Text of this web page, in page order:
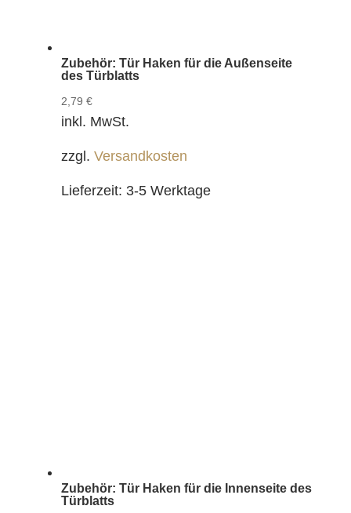
Zubehör: Tür Haken für die Außenseite
des Türblatts
2,79 €
inkl. MwSt.
zzgl. Versandkosten
Lieferzeit: 3-5 Werktage
Zubehör: Tür Haken für die Innenseite des
Türblatts